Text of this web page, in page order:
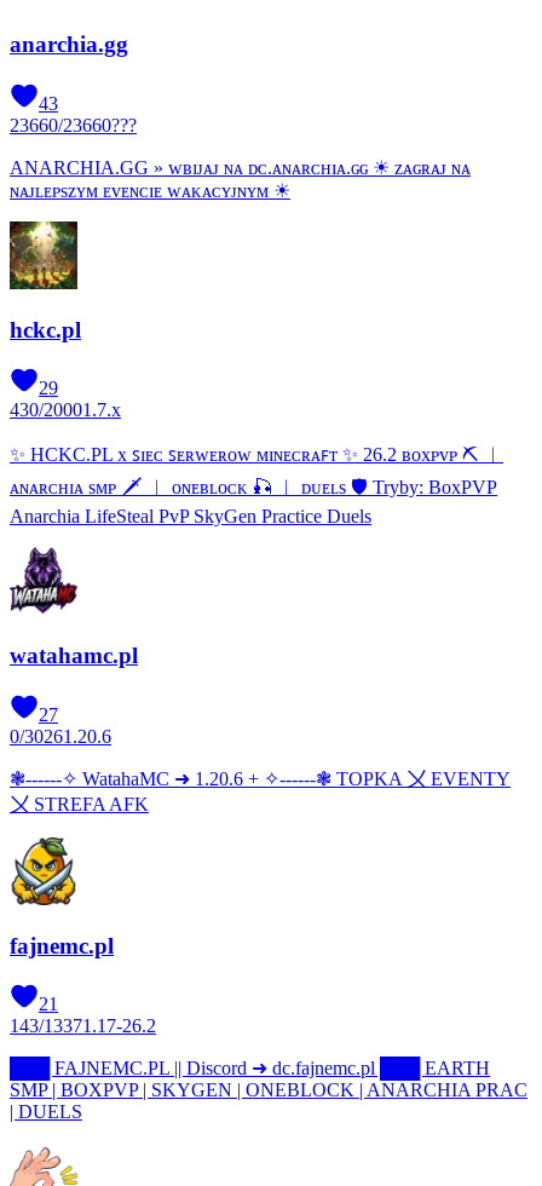
anarchia.gg
43
23660/23660???
ANARCHIA.GG » ᴡʙɪᴊᴀᴊ ɴᴀ ᴅᴄ.ᴀɴᴀʀᴄʜɪᴀ.ɢɢ ☀ ᴢᴀɢʀᴀᴊ ɴᴀ
ɴᴀᴊʟᴇᴘѕᴢʏᴍ ᴇᴠᴇɴᴄɪᴇ ᴡᴀᴋᴀᴄʏᴊɴʏᴍ ☀
hckc.pl
29
430/20001.7.x
✨ HCKC.PL x ꜱɪᴇᴄ ꜱᴇʀᴡᴇʀᴏᴡ ᴍɪɴᴇᴄʀᴀꜰᴛ ✨ 26.2 ʙᴏхᴘᴠᴘ ⛏ ︱
ᴀɴᴀʀᴄʜɪᴀ ѕᴍᴘ 🗡 ︱ ᴏɴᴇʙʟᴏᴄᴋ 🎣 ︱ ᴅᴜᴇʟѕ 🛡 Tryby: BoxPVP
Anarchia LifeSteal PvP SkyGen Practice Duels
watahamc.pl
27
0/30261.20.6
❃------✧ WatahaMC ➜ 1.20.6 + ✧------❃ TOPKA 〤 EVENTY
〤 STREFA AFK
fajnemc.pl
21
143/13371.17-26.2
███ FAJNEMC.PL || Discord ➜ dc.fajnemc.pl ███ EARTH
SMP | BOXPVP | SKYGEN | ONEBLOCK | ANARCHIA PRAC
| DUELS